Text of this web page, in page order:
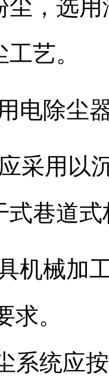
尘，选
艺。
除尘
采用以
式巷道
械加工
求。
统应按